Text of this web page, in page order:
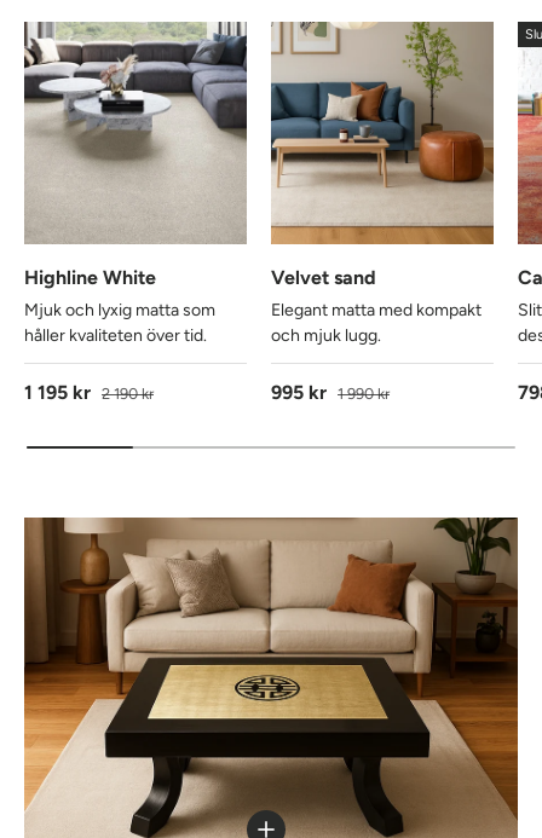
Highline White
Mjuk och lyxig matta som
håller kvaliteten över tid.
Reapris
1 195 kr Ordinarie pris
2 190 kr
Velvet sand
Elegant matta med kompakt
och mjuk lugg.
Reapris
995 kr Ordinarie pris
1 990 kr
Visa detaljer - Trendy Warmbeige